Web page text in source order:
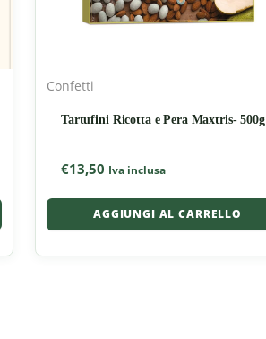
Confetti
Tartufini Ricotta e Pera Maxtris- 500g
€13,50 Iva inclusa
AGGIUNGI AL CARRELLO